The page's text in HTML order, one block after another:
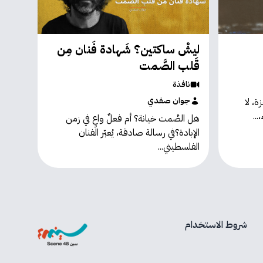
لا
ليشْ ساكتين؟ شَهادة فَنان مِن
قَلب الصَّمت
نافذة
جوان صفدي
هل الصَّمت خيانة؟ أم فعلٌ واعٍ في زمن
الإبادة؟في رسالة صادقة، يُعبّر الفنان
الفلسطيني...
شروط الاستخدام